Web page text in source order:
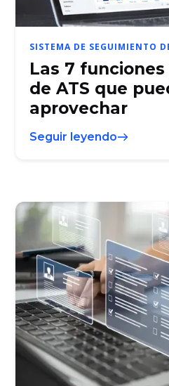
SISTEMA DE SEGUIMIENTO
Las 7
de ATS que
aprovechar
Seguir leyendo